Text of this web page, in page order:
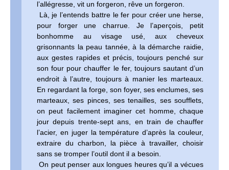
l’allégresse, vit un forgeron, rêve un forgeron.
Là, je l’entends battre le fer pour créer une herse,
pour forger une charrue. Je l’aperçois, petit
bonhomme au visage usé, aux cheveux
grisonnants la peau tannée, à la démarche raidie,
aux gestes rapides et précis, toujours penché sur
son four pour chauffer le fer, toujours sautant d’un
endroit à l’autre, toujours à manier les marteaux.
En regardant la forge, son foyer, ses enclumes, ses
marteaux, ses pinces, ses tenailles, ses soufflets,
on peut facilement imaginer cet homme, chaque
jour depuis trente-sept ans, en train de chauffer
l’acier, en juger la température d’après la couleur,
extraire du charbon, la pièce à travailler, choisir
sans se tromper l’outil dont il a besoin.
On peut penser aux longues heures qu’il a vécues